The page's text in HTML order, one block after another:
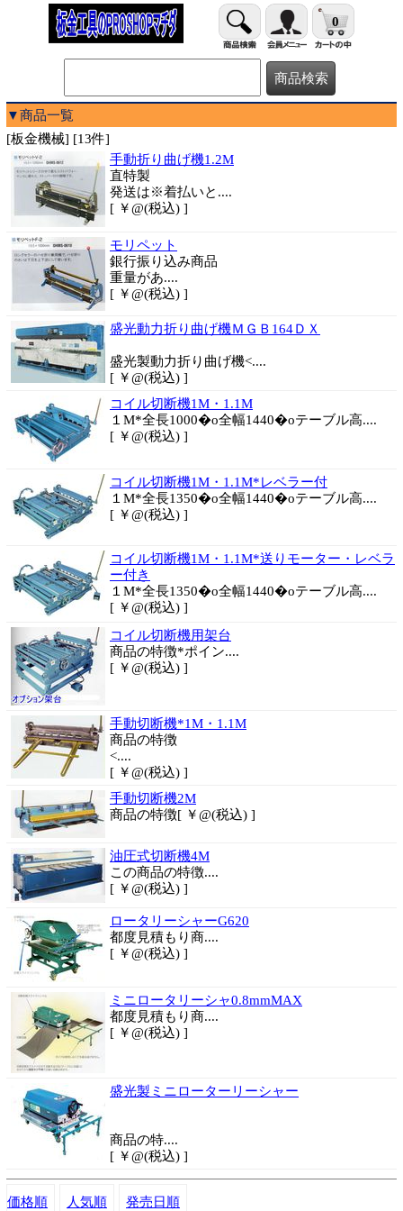
0
▼商品一覧
[板金機械] [13件]
手動折り曲げ機1.2M
直特製
発送は※着払いと....
[ ￥@(税込) ]
モリペット
銀行振り込み商品
重量があ....
[ ￥@(税込) ]
盛光動力折り曲げ機ＭＧＢ164ＤＸ
盛光製動力折り曲げ機<....
[ ￥@(税込) ]
コイル切断機1M・1.1M
１M*全長1000�o全幅1440�oテーブル高....
[ ￥@(税込) ]
コイル切断機1M・1.1M*レベラー付
１M*全長1350�o全幅1440�oテーブル高....
[ ￥@(税込) ]
コイル切断機1M・1.1M*送りモーター・レベラ
ー付き
１M*全長1350�o全幅1440�oテーブル高....
[ ￥@(税込) ]
コイル切断機用架台
商品の特徴*ポイン....
[ ￥@(税込) ]
手動切断機*1M・1.1M
商品の特徴
<....
[ ￥@(税込) ]
手動切断機2M
商品の特徴[ ￥@(税込) ]
油圧式切断機4M
この商品の特徴....
[ ￥@(税込) ]
ロータリーシャーG620
都度見積もり商....
[ ￥@(税込) ]
ミニロータリーシャ0.8mmMAX
都度見積もり商....
[ ￥@(税込) ]
盛光製ミニローターリーシャー
商品の特....
[ ￥@(税込) ]
価格順 人気順 発売日順